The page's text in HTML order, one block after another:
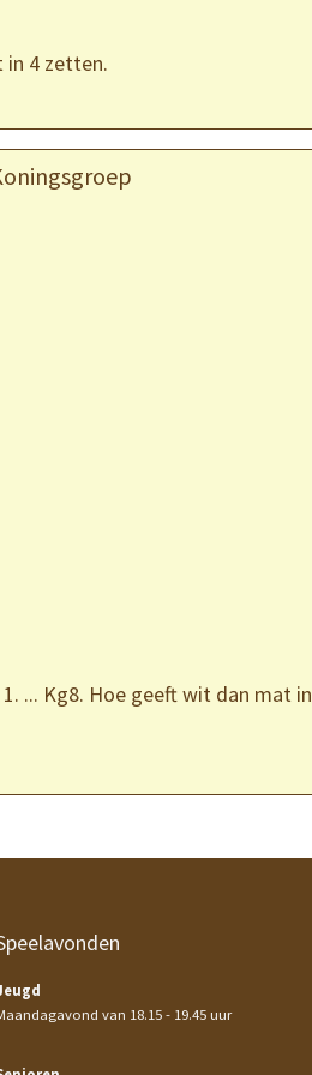
in 4 zetten.
... Kg8. Hoe geeft wit dan mat in
van 18.15 - 19.45 uur